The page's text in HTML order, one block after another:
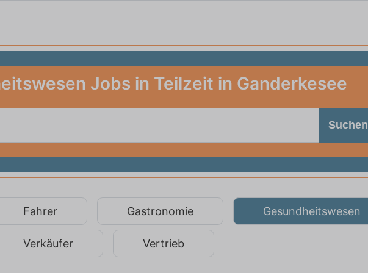
Jobs in Teilzeit in Ganderkesee
Suchen
Fahrer Gastronomie Gesundheitswesen
Verkäufer Vertrieb